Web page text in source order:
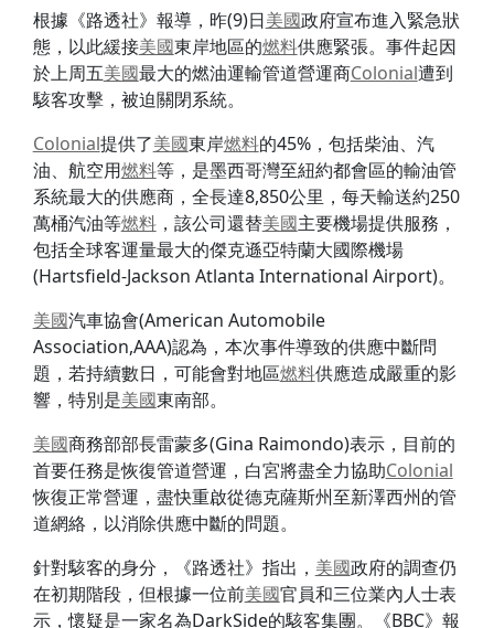
根據《路透社》報導，昨(9)日美國政府宣布進入緊急狀
態，以此緩接美國東岸地區的燃料供應緊張。事件起因
於上周五美國最大的燃油運輸管道營運商Colonial遭到
駭客攻擊，被迫關閉系統。
Colonial提供了美國東岸燃料的45%，包括柴油、汽
油、航空用燃料等，是墨西哥灣至紐約都會區的輸油管
系統最大的供應商，全長達8,850公里，每天輸送約250
萬桶汽油等燃料，該公司還替美國主要機場提供服務，
包括全球客運量最大的傑克遜亞特蘭大國際機場
(Hartsfield-Jackson Atlanta International Airport)。
美國汽車協會(American Automobile
Association,AAA)認為，本次事件導致的供應中斷問
題，若持續數日，可能會對地區燃料供應造成嚴重的影
響，特別是美國東南部。
美國商務部部長雷蒙多(Gina Raimondo)表示，目前的
首要任務是恢復管道營運，白宮將盡全力協助Colonial
恢復正常營運，盡快重啟從德克薩斯州至新澤西州的管
道網絡，以消除供應中斷的問題。
針對駭客的身分，《路透社》指出， 美國政府的調查仍
在初期階段，但根據一位前美國官員和三位業內人士表
示，懷疑是一家名為DarkSide的駭客集團。《BBC》報